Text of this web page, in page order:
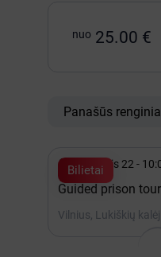
nuo 25.00 €
Panašūs
Bilietai
Rugpjūtis 22 -
Guided prison
Vilnius, Lukiškių